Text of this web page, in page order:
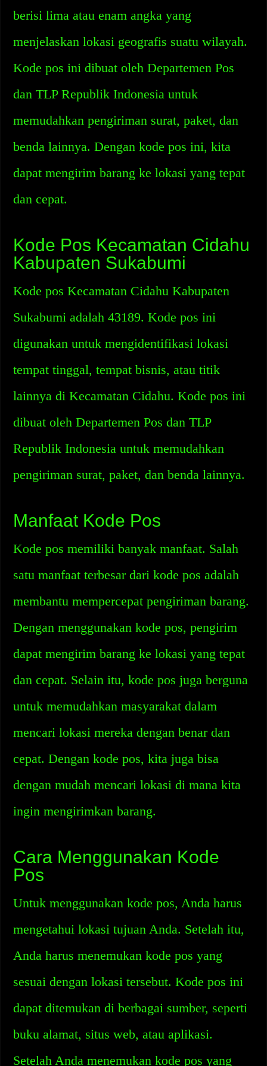
berisi lima atau enam angka yang
menjelaskan lokasi geografis suatu wilayah.
Kode pos ini dibuat oleh Departemen Pos
dan TLP Republik Indonesia untuk
memudahkan pengiriman surat, paket, dan
benda lainnya. Dengan kode pos ini, kita
dapat mengirim barang ke lokasi yang tepat
dan cepat.
Kode Pos Kecamatan Cidahu
Kabupaten Sukabumi
Kode pos Kecamatan Cidahu Kabupaten
Sukabumi adalah 43189. Kode pos ini
digunakan untuk mengidentifikasi lokasi
tempat tinggal, tempat bisnis, atau titik
lainnya di Kecamatan Cidahu. Kode pos ini
dibuat oleh Departemen Pos dan TLP
Republik Indonesia untuk memudahkan
pengiriman surat, paket, dan benda lainnya.
Manfaat Kode Pos
Kode pos memiliki banyak manfaat. Salah
satu manfaat terbesar dari kode pos adalah
membantu mempercepat pengiriman barang.
Dengan menggunakan kode pos, pengirim
dapat mengirim barang ke lokasi yang tepat
dan cepat. Selain itu, kode pos juga berguna
untuk memudahkan masyarakat dalam
mencari lokasi mereka dengan benar dan
cepat. Dengan kode pos, kita juga bisa
dengan mudah mencari lokasi di mana kita
ingin mengirimkan barang.
Cara Menggunakan Kode
Pos
Untuk menggunakan kode pos, Anda harus
mengetahui lokasi tujuan Anda. Setelah itu,
Anda harus menemukan kode pos yang
sesuai dengan lokasi tersebut. Kode pos ini
dapat ditemukan di berbagai sumber, seperti
buku alamat, situs web, atau aplikasi.
Setelah Anda menemukan kode pos yang